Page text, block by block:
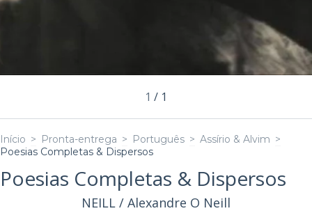
1 / 1
Início > Pronta-entrega > Português > Assírio & Alvim >
Poesias Completas & Dispersos
Poesias Completas & Dispersos
NEILL / Alexandre O Neill